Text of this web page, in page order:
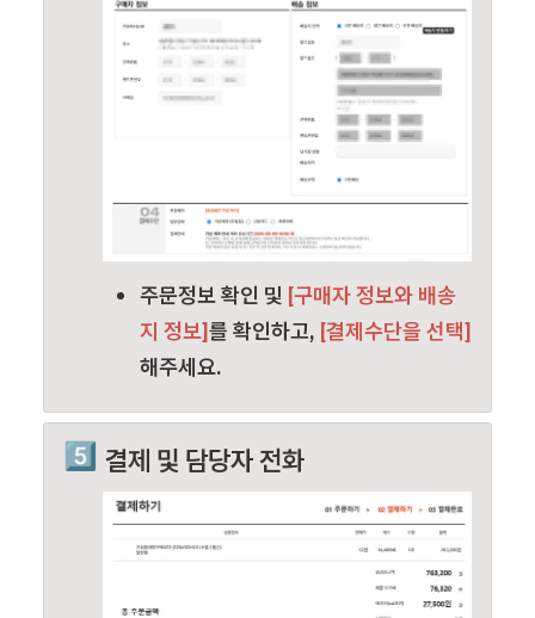
주문정보 확인 및 [구매자 정보와 배송
지 정보]를 확인하고, [결제수단을 선택]
해주세요.
5️⃣ 결제 및 담당자 전화